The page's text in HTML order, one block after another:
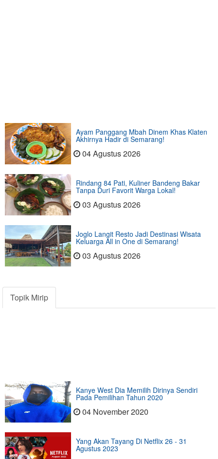
Ayam Panggang Mbah Dinem Khas Klaten
Akhirnya Hadir di Semarang!
04 Agustus 2026
Rindang 84 Pati, Kuliner Bandeng Bakar
Tanpa Duri Favorit Warga Lokal!
03 Agustus 2026
Joglo Langit Resto Jadi Destinasi Wisata
Keluarga All in One di Semarang!
03 Agustus 2026
Topik Mirip
Kanye West Dia Memilih Dirinya Sendiri
Pada Pemilihan Tahun 2020
04 November 2020
Yang Akan Tayang Di Netflix 26 - 31
Agustus 2023